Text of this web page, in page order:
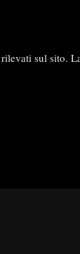
sul